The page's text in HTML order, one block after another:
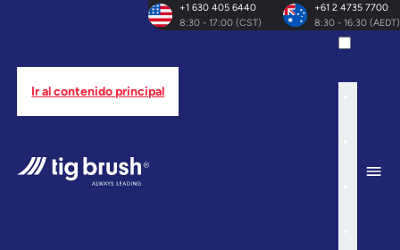
Ir al contenido principal
+1 630 405 6440
8:30 - 17:00 (CST)
+61 2 4735 7700
8:30 - 16:30 (AEDT)